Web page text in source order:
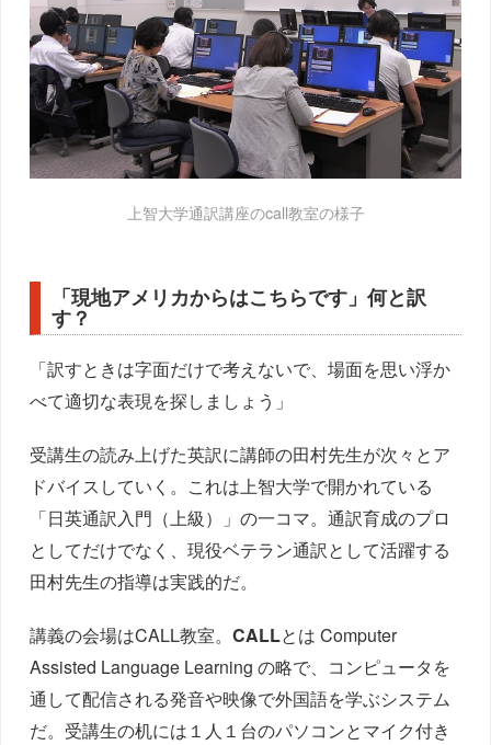
上智大学通訳講座のcall教室の様子
「現地アメリカからはこちらです」何と訳
す？
「訳すときは字面だけで考えないで、場面を思い浮か
べて適切な表現を探しましょう」
受講生の読み上げた英訳に講師の田村先生が次々とア
ドバイスしていく。これは上智大学で開かれている
「日英通訳入門（上級）」の一コマ。通訳育成のプロ
としてだけでなく、現役ベテラン通訳として活躍する
田村先生の指導は実践的だ。
講義の会場はCALL教室。CALLとは Computer
Assisted Language Learning の略で、コンピュータを
通して配信される発音や映像で外国語を学ぶシステム
だ。受講生の机には１人１台のパソコンとマイク付き